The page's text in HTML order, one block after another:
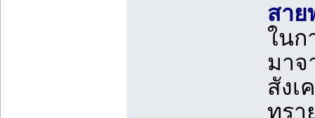
สาย
ในก
มาจ
สังเ
ทรา